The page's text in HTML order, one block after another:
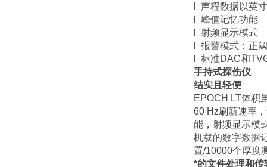
l 声程数据以英
l 峰值记忆功能
l 射频显示模式
l 报警模式：正
l 标准DAC和
手持式探伤仪
结实且轻便
EPOCH LT体积
60 Hz刷新速率
能，射频显示模
机载的数字数据
置/10000个厚度
*的文件处理和传